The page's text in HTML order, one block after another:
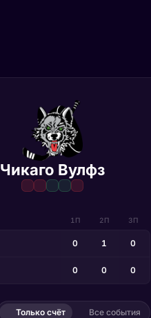
Чикаго Вулфз
1П 2П 3П
0 1 0
0 0 0
Только счёт Все события